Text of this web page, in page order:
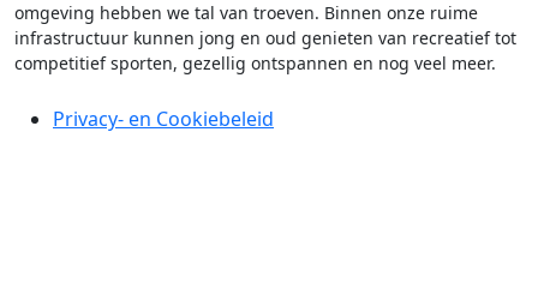
omgeving hebben we tal van troeven. Binnen onze ruime
infrastructuur kunnen jong en oud genieten van recreatief tot
competitief sporten, gezellig ontspannen en nog veel meer.
Privacy- en Cookiebeleid